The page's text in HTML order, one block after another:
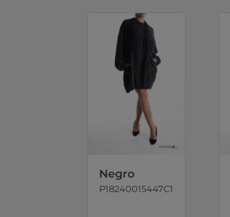
Negro
P18240015447C1